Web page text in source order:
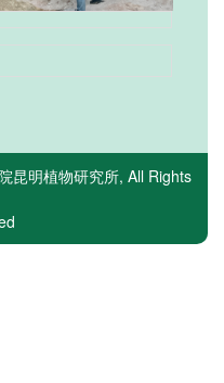
昆明植物研究所, All Rights